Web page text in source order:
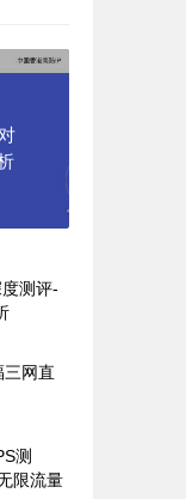
测评-
三网直
测
限流量